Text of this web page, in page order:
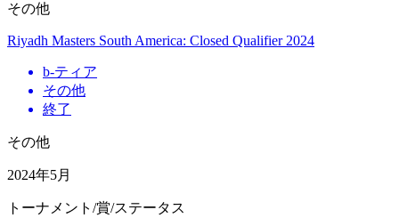
その他
Riyadh Masters South America: Closed Qualifier 2024
b-ティア
その他
終了
その他
2024年5月
トーナメント/賞/ステータス